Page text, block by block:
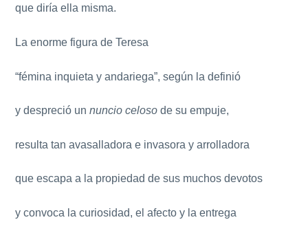
que diría ella misma.
La enorme figura de Teresa
“fémina inquieta y andariega”, según la definió
y despreció unnuncio celoso de su empuje,
resulta tan avasalladora e invasora y arrolladora
que escapa a la propiedad de sus muchos devotos
y convoca la curiosidad, el afecto y la entrega